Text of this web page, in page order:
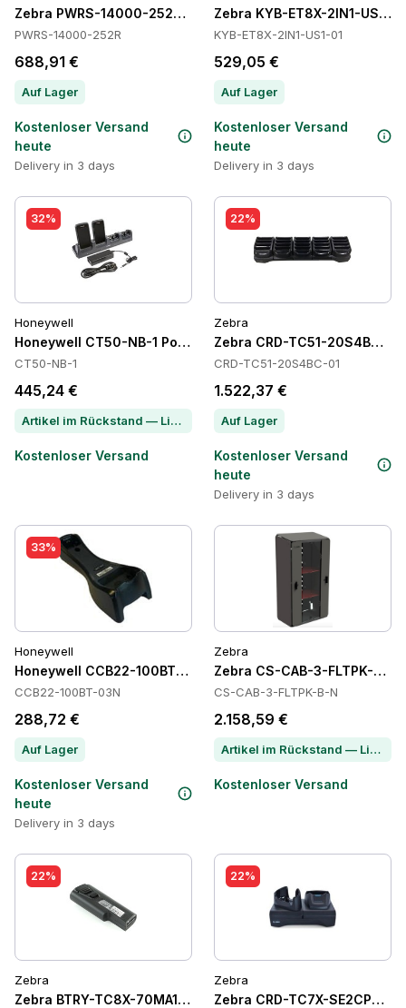
Zebra PWRS-14000-252R Power Supply
PWRS-14000-252R
688,91 €
Auf Lager
Kostenloser Versand
heute
Delivery in 3 days
Zebra KYB-ET8X-2IN1-US1-
KYB-ET8X-2IN1-US1-01
529,05 €
Auf Lager
Kostenloser Versand
heute
Delivery in 3 days
32%
Honeywell
Honeywell CT50-NB-1 Power Supply
CT50-NB-1
445,24 €
Artikel im Rückstand — Lieferzeit per Chat erfragen
Kostenloser Versand
22%
Zebra
Zebra CRD-TC51-20S4BC-
CRD-TC51-20S4BC-01
1.522,37 €
Auf Lager
Kostenloser Versand
heute
Delivery in 3 days
33%
Honeywell
Honeywell CCB22-100BT-03N Power Supply
CCB22-100BT-03N
288,72 €
Auf Lager
Kostenloser Versand
heute
Delivery in 3 days
Zebra
Zebra CS-CAB-3-FLTPK-B-N
CS-CAB-3-FLTPK-B-N
2.158,59 €
Artikel im Rückstand — Lieferzeit per Chat erfragen
Kostenloser Versand
22%
Zebra
Zebra BTRY-TC8X-70MA1-10 Batteries
22%
Zebra
Zebra CRD-TC7X-SE2CPP-